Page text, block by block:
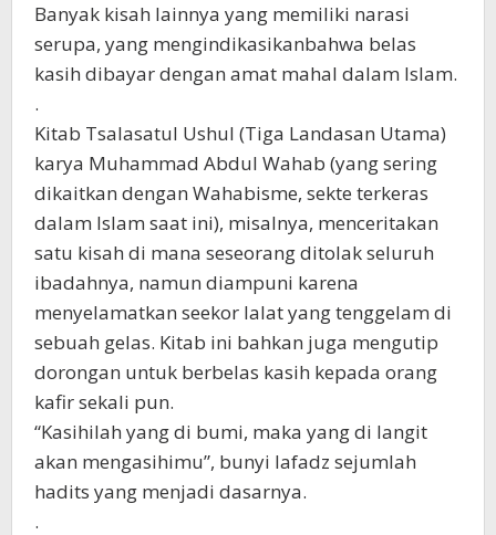
Banyak kisah lainnya yang memiliki narasi
serupa, yang mengindikasikanbahwa belas
kasih dibayar dengan amat mahal dalam Islam.
.
Kitab Tsalasatul Ushul (Tiga Landasan Utama)
karya Muhammad Abdul Wahab (yang sering
dikaitkan dengan Wahabisme, sekte terkeras
dalam Islam saat ini), misalnya, menceritakan
satu kisah di mana seseorang ditolak seluruh
ibadahnya, namun diampuni karena
menyelamatkan seekor lalat yang tenggelam di
sebuah gelas. Kitab ini bahkan juga mengutip
dorongan untuk berbelas kasih kepada orang
kafir sekali pun.
“Kasihilah yang di bumi, maka yang di langit
akan mengasihimu”, bunyi lafadz sejumlah
hadits yang menjadi dasarnya.
.